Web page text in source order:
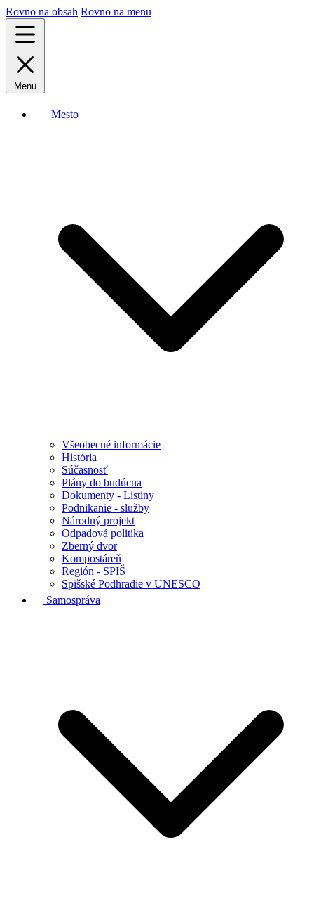
Rovno na obsah Rovno na menu
Menu
Mesto
Všeobecné informácie
História
Súčasnosť
Plány do budúcna
Dokumenty - Listiny
Podnikanie - služby
Národný projekt
Odpadová politika
Zberný dvor
Kompostáreň
Región - SPIŠ
Spišské Podhradie v UNESCO
Samospráva